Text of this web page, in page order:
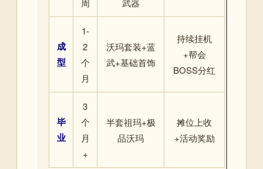
周 武器
成
型
1-
2
个
月
沃玛套装+蓝
武+基础首饰
持续挂机
+帮会
BOSS分红
毕
业
3
个
月
+
半套祖玛+极
品沃玛
摊位上收
+活动奖励